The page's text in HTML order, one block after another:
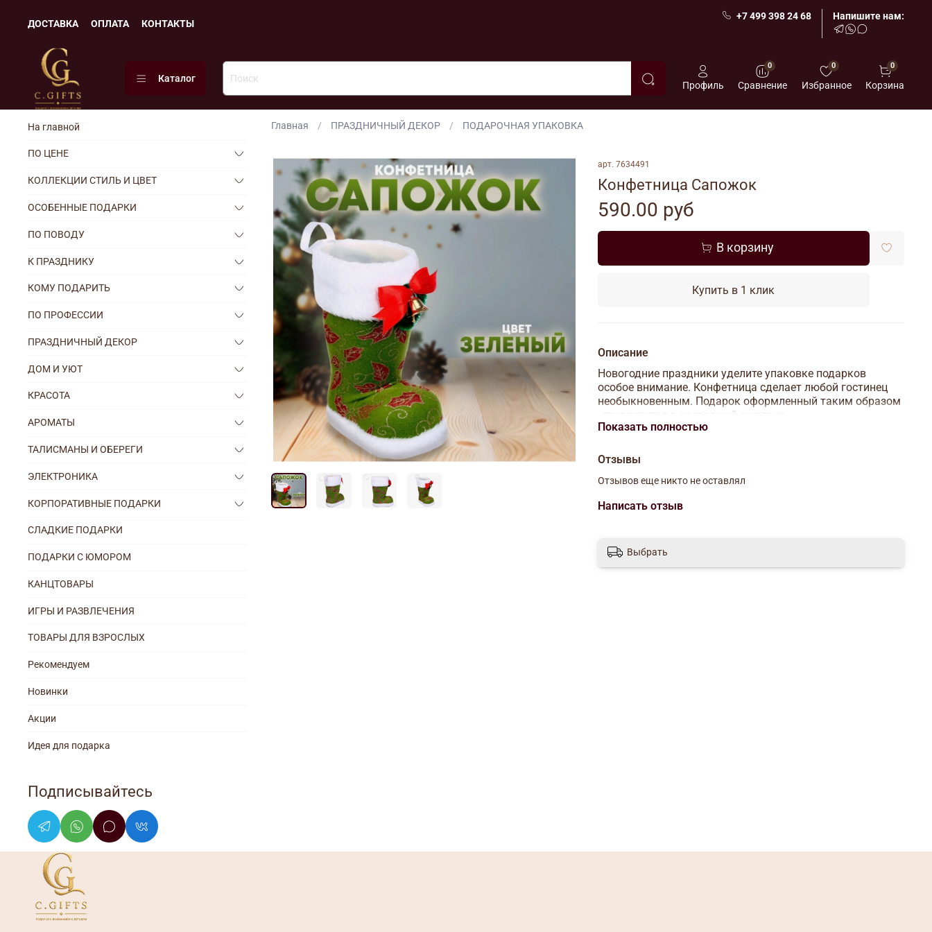
ДОСТАВКА ОПЛАТА КОНТАКТЫ
+7 499 398 24 68 Напишите нам:
Каталог
Профиль
0
Сравнение
0
Избранное
0
Корзина
Главная ПРАЗДНИЧНЫЙ ДЕКОР ПОДАРОЧНАЯ УПАКОВКА
арт. 7634491
Конфетница Сапожок
590.00 руб
В корзину
Купить в 1 клик
Описание
Новогодние праздники уделите упаковке подарков
особое внимание. Конфетница сделает любой гостинец
необыкновенным. Подарок оформленный таким образом
, превратится в настоящий сюрприз.
Показать полностью
Отзывы
Отзывов еще никто не оставлял
Написать отзыв
Выбрать
На главной
ПО ЦЕНЕ
КОЛЛЕКЦИИ СТИЛЬ И ЦВЕТ
ОСОБЕННЫЕ ПОДАРКИ
ПО ПОВОДУ
К ПРАЗДНИКУ
КОМУ ПОДАРИТЬ
ПО ПРОФЕССИИ
ПРАЗДНИЧНЫЙ ДЕКОР
ДОМ И УЮТ
КРАСОТА
АРОМАТЫ
ТАЛИСМАНЫ И ОБЕРЕГИ
ЭЛЕКТРОНИКА
КОРПОРАТИВНЫЕ ПОДАРКИ
СЛАДКИЕ ПОДАРКИ
ПОДАРКИ С ЮМОРОМ
КАНЦТОВАРЫ
ИГРЫ И РАЗВЛЕЧЕНИЯ
ТОВАРЫ ДЛЯ ВЗРОСЛЫХ
Рекомендуем
Новинки
Акции
Идея для подарка
Подписывайтесь